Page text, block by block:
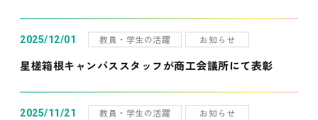
2025/12/01 教員・学生の活躍 お知らせ
星槎箱根キャンパススタッフが商工会議所にて表彰
2025/11/21 教員・学生の活躍 お知らせ